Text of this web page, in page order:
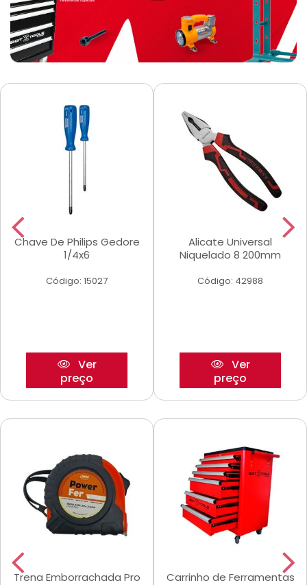
Chave De Philips Gedore
1/4x6
Código: 15027
Ver
preço
Alicate Universal
Niquelado 8 200mm
Código: 42988
Ver
preço
Trena Emborrachada Pro
Carrinho de Ferramentas